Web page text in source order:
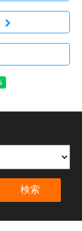
検索